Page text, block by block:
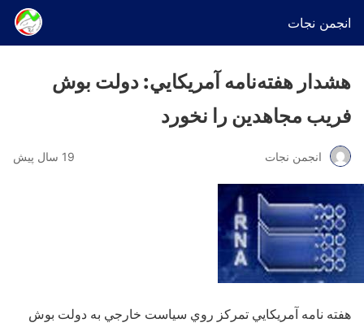
انجمن نجات
هشدار هفته‌نامه آمريكايي: دولت بوش
فريب مجاهدین را نخورد
انجمن نجات 19 سال پیش
هفته نامه آمريكايي تمركز روي سياست خارجي به دولت بوش